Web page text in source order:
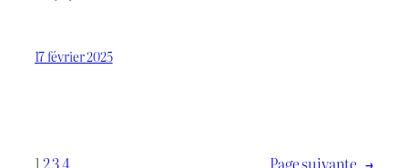
17 février 2025
1 234 Page suivante →